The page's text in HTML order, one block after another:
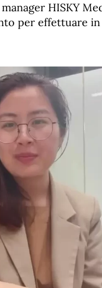
HISKY
per effettuare